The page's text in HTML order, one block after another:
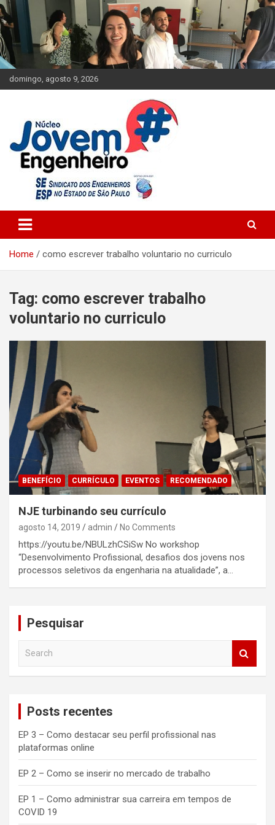
Skip
to
content
domingo, agosto 9, 2026
Núcleo Jovem Engenheiro
Home como escrever trabalho voluntario no curriculo
Tag: como escrever trabalho
voluntario no curriculo
BENEFÍCIO CURRÍCULO EVENTOS RECOMENDADO
NJE turbinando seu currículo
agosto 14, 2019 admin No Comments
https://youtu.be/NBULzhCSiSw No workshop
“Desenvolvimento Profissional, desafios dos jovens nos
processos seletivos da engenharia na atualidade”, a…
Pesquisar
Posts recentes
EP 3 – Como destacar seu perfil profissional nas
plataformas online
EP 2 – Como se inserir no mercado de trabalho
EP 1 – Como administrar sua carreira em tempos de
COVID 19